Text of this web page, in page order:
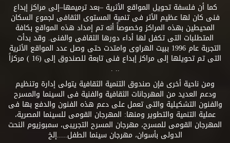
كما أن فلسفة تحويل المواقع الأثرية –بعد ترميمها–إلى مراكز إبداع
فنى كان لها عظيم الأثر فى تنمية المستوى الثقافى لجموع السكان
المحيطين بهذه المراكز وخصوصاً أنه تم إمداد هذه المواقع بكافة
المتطلبات التى تكفل لها أداء دورها الثقافى والفنى. وقد بدأت
التجربة عام 1996 ببيت الهراوى وامتدت حتى وصل عدد المواقع الأثرية
التى تم تحويلها إلى مراكز إبداع فنى تابعة للصندوق إلى (16 ) مركزاً
.. .
ومن ناحية أخرى فإن صندوق التنمية الثقافية يتولى إدارة وتنظيم
ودعم العديد من المهرجانات الثقافية والفنية فى السينما والمسرح
والفنون التشكيلية والتى تعمل على دعم هذه الفنون والدفع بها فى
عملية التنمية والتطوير ومنها: المهرجان القومى للسينما المصرية،
المهرجان القومى للمسرح، مهرجان المسرح التجريبى، سمبوزيوم النحت
الدولى بأسوان، مهرجان سينما الطفل.....إلخ